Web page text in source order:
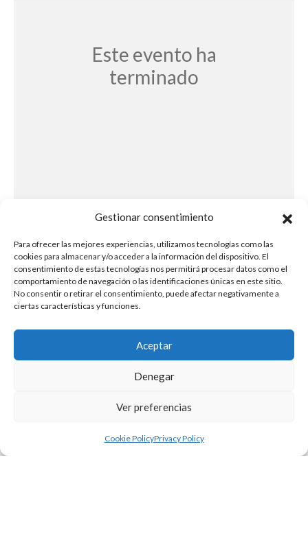
Gestionar consentimiento
Para ofrecer las mejores experiencias, utilizamos tecnologías como las
cookies para almacenar y/o acceder a la información del dispositivo. El
consentimiento de estas tecnologías nos permitirá procesar datos como el
comportamiento de navegación o las identificaciones únicas en este sitio.
No consentir o retirar el consentimiento, puede afectar negativamente a
ciertas características y funciones.
Aceptar
Denegar
Ver preferencias
Cookie PolicyPrivacy Policy
Este evento ha
terminado